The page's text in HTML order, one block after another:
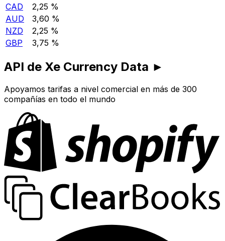
CAD
2,25 %
AUD
3,60 %
NZD
2,25 %
GBP
3,75 %
API de Xe Currency Data ►
Apoyamos tarifas a nivel comercial en más de 300
compañías en todo el mundo